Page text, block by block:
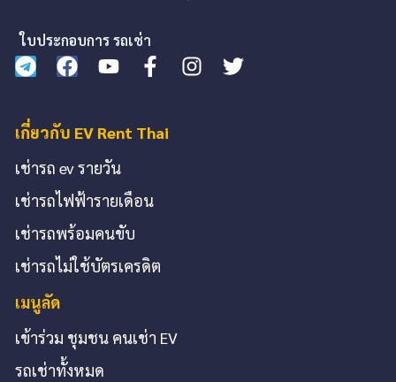
ใบประกอบการ รถเช่า
เกี่ยวกับ EV Rent Thai
เช่ารถ ev รายวัน
เช่ารถไฟฟ้ารายเดือน
เช่ารถพร้อมคนขับ
เช่ารถไม่ใช้บัตรเครดิต
เมนูลัด
เข้าร่วม ชุมชน คนเช่า EV
รถเช่าทั้งหมด